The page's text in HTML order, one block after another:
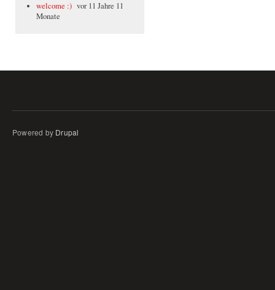
welcome :) vor 11 Jahre 11
Monate
Powered by Drupal